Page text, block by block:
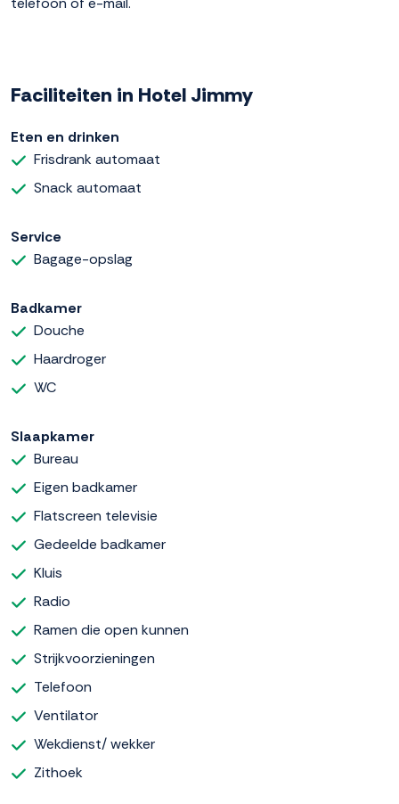
Faciliteiten in Hotel Jimmy
Eten en drinken
Frisdrank automaat
Snack automaat
Service
Bagage-opslag
Badkamer
Douche
Haardroger
WC
Slaapkamer
Bureau
Eigen badkamer
Flatscreen televisie
Gedeelde badkamer
Kluis
Radio
Ramen die open kunnen
Strijkvoorzieningen
Telefoon
Ventilator
Wekdienst/ wekker
Zithoek